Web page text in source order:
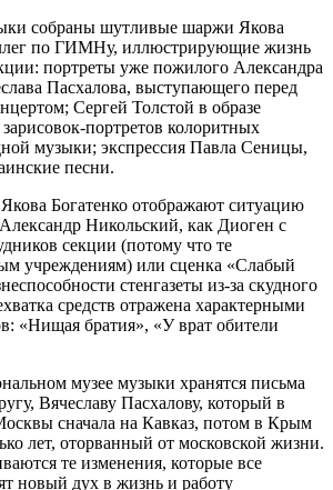
собраны шутливые шаржи Якова
по ГИМНу, иллюстрирующие жизнь
портреты уже пожилого Александра
Пасхалова, выступающего перед
Сергей Толстой в образе
портретов колоритных
музыки; экспрессия Павла Сеницы,
песни.
Богатенко отображают ситуацию
Никольский, как Диоген с
секции (потому что те
учреждениям) или сценка «Слабый
стенгазеты из-за скудного
средств отражена характерными
«Нищая братия», «У врат обители
музее музыки хранятся письма
Вячеславу Пасхалову, который в
сначала на Кавказ, потом в Крым
лет, оторванный от московской жизни.
те изменения, которые все
новый дух в жизнь и работу